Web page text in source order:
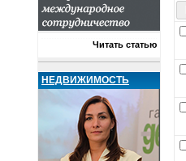
Читать статью
НЕДВИЖИМОСТЬ